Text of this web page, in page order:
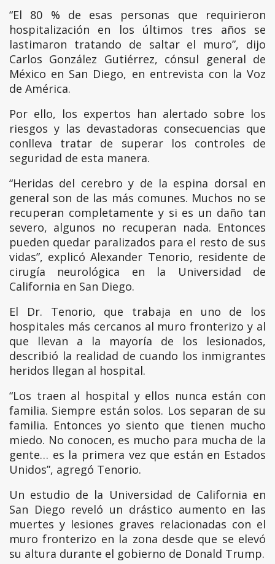
“El 80 % de esas personas que requirieron
hospitalización en los últimos tres años se
lastimaron tratando de saltar el muro”, dijo
Carlos González Gutiérrez, cónsul general de
México en San Diego, en entrevista con la Voz
de América.
Por ello, los expertos han alertado sobre los
riesgos y las devastadoras consecuencias que
conlleva tratar de superar los controles de
seguridad de esta manera.
“Heridas del cerebro y de la espina dorsal en
general son de las más comunes. Muchos no se
recuperan completamente y si es un daño tan
severo, algunos no recuperan nada. Entonces
pueden quedar paralizados para el resto de sus
vidas”, explicó Alexander Tenorio, residente de
cirugía neurológica en la Universidad de
California en San Diego.
El Dr. Tenorio, que trabaja en uno de los
hospitales más cercanos al muro fronterizo y al
que llevan a la mayoría de los lesionados,
describió la realidad de cuando los inmigrantes
heridos llegan al hospital.
“Los traen al hospital y ellos nunca están con
familia. Siempre están solos. Los separan de su
familia. Entonces yo siento que tienen mucho
miedo. No conocen, es mucho para mucha de la
gente… es la primera vez que están en Estados
Unidos”, agregó Tenorio.
Un estudio de la Universidad de California en
San Diego reveló un drástico aumento en las
muertes y lesiones graves relacionadas con el
muro fronterizo en la zona desde que se elevó
su altura durante el gobierno de Donald Trump.